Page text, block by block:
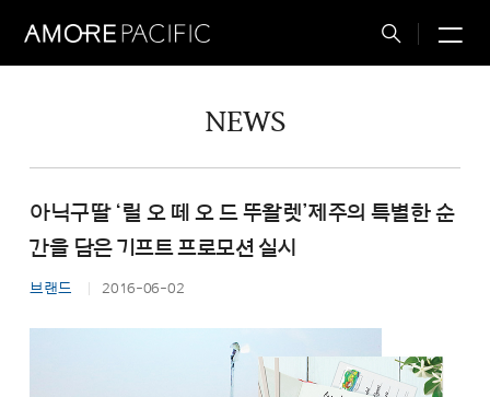
Total
NEWS
아닉구딸 ‘릴 오 떼 오 드 뚜왈렛’제주의 특별한 순
간을 담은 기프트 프로모션 실시
브랜드 2016-06-02